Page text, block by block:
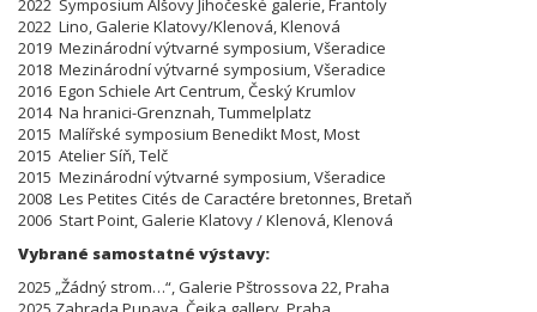
2022 Lino, Galerie Klatovy/Klenová, Klenová
2019 Mezinárodní výtvarné symposium, Všeradice
2018 Mezinárodní výtvarné symposium, Všeradice
2016 Egon Schiele Art Centrum, Český Krumlov
2014 Na hranici-Grenznah, Tummelplatz
2015 Malířské symposium Benedikt Most, Most
2015 Atelier Síň, Telč
2015 Mezinárodní výtvarné symposium, Všeradice
2008 Les Petites Cités de Caractére bretonnes, Bretaň
2006 Start Point, Galerie Klatovy / Klenová, Klenová
Vybrané samostatné výstavy:
2025 „Žádný strom…“, Galerie Pštrossova 22, Praha